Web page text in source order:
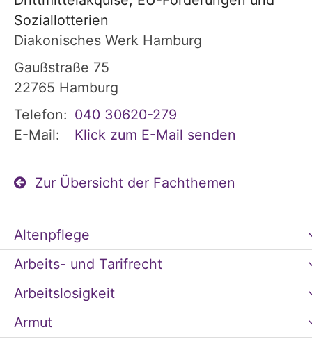
Soziallotterien
Diakonisches Werk Hamburg
Gaußstraße 75
22765 Hamburg
Telefon: 040 30620-279
E-Mail:
Klick zum E-Mail senden
Zur Übersicht der Fachthemen
Altenpflege
Arbeits- und Tarifrecht
Arbeitslosigkeit
Armut